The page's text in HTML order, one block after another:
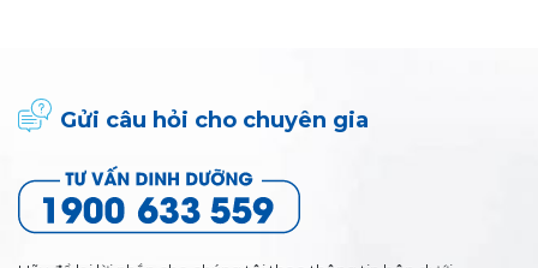
Gửi câu hỏi cho chuyên gia